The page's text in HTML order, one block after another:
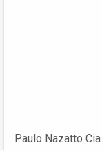
Paulo Nazatto Cia